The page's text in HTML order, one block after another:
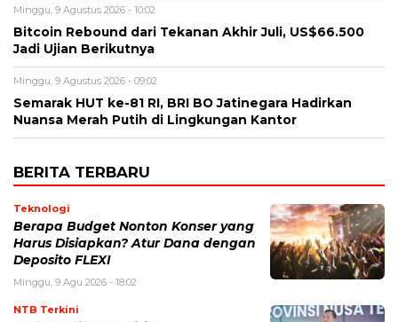
Minggu, 9 Agustus 2026 - 10:02
Bitcoin Rebound dari Tekanan Akhir Juli, US$66.500
Jadi Ujian Berikutnya
Minggu, 9 Agustus 2026 - 09:02
Semarak HUT ke-81 RI, BRI BO Jatinegara Hadirkan
Nuansa Merah Putih di Lingkungan Kantor
BERITA TERBARU
Teknologi
Berapa Budget Nonton Konser yang
Harus Disiapkan? Atur Dana dengan
Deposito FLEXI
Minggu, 9 Agu 2026 - 18:02
NTB Terkini